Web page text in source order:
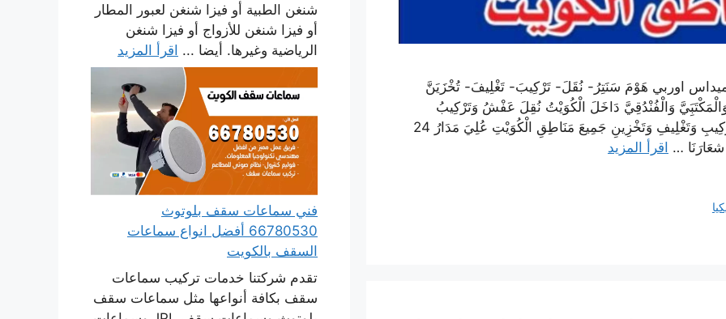
اوربي هَوْمَ سَنَتِرُ- نُقَلَ- تَرْكِيبَ- تَغْلِيفَ- تُخْزَيَنَّ
وَالْفُنْدُقِيَّ دَاخَلَ الْكُوَيْتُ نُقِلَ عَفْشُ وَتَرْكِيبُ
وَتَغْلِيفُ وايكيا وَتَخْزِينَ فَنِيُوَانِ مُتَخَصِّصُونَ فَكِّ وَتَرْكِيبِ وَتَغْلِيفِ وَتَخْزِينِ جَمِيعَ مَنَاطِقِ الْكُوَيْتِ عُلِيَ مَدَارُ 24
اقرأ المزيد
شنغن الطبية أو فيزا شنغن لعبور المطار
أو فيزا شنغن للأزواج أو فيزا شنغن
الرياضية وغيرها. أيضا ... اقرأ المزيد
فني سماعات سقف بلوتوث
66780530 أفضل انواع سماعات
السقف بالكويت
تقدم شركتنا خدمات تركيب سماعات
سقف بكافة أنواعها مثل سماعات سقف